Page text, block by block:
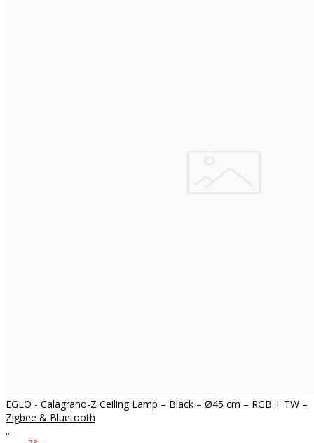
EGLO - Calagrano-Z Ceiling Lamp – Black – Ø45 cm – RGB + TW –
Zigbee & Bluetooth
..